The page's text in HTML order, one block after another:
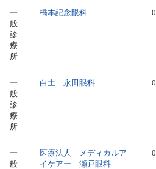
一
般
診
療
所
橋本記念眼科 0
一
般
診
療
所
白土 永田眼科 0
一
般
医療法人 メディカルア
イケアー 瀬戸眼科
0